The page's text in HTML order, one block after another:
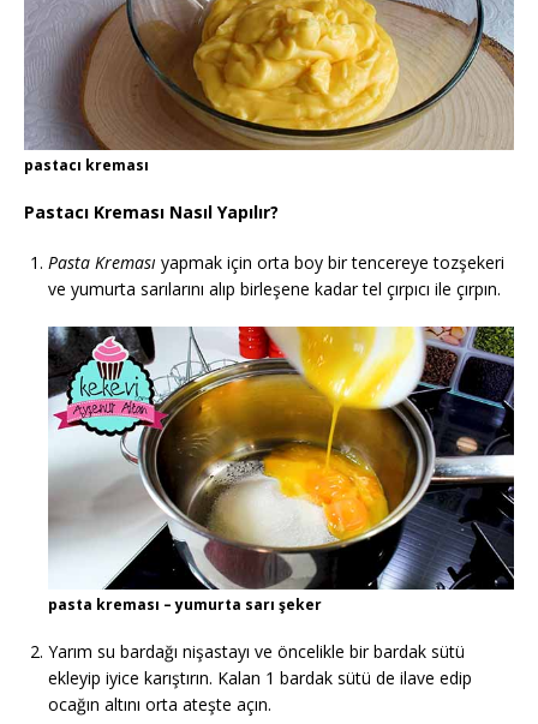
pastacı kreması
Pastacı Kreması Nasıl Yapılır?
Pasta Kreması yapmak için orta boy bir tencereye tozşekeri
ve yumurta sarılarını alıp birleşene kadar tel çırpıcı ile çırpın.
pasta kreması – yumurta sarı şeker
Yarım su bardağı nişastayı ve öncelikle bir bardak sütü
ekleyip iyice karıştırın. Kalan 1 bardak sütü de ilave edip
ocağın altını orta ateşte açın.